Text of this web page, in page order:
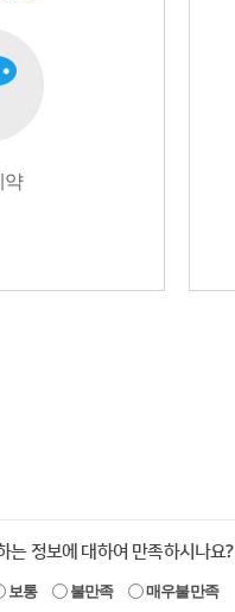
약
는 정보에 대하여 만족하시나요?
보통 불만족 매우불만족